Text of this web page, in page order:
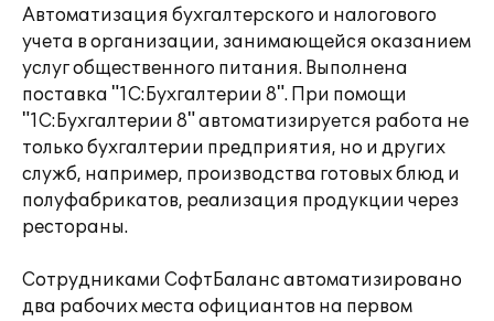
Автоматизация бухгалтерского и налогового
учета в организации, занимающейся оказанием
услуг общественного питания. Выполнена
поставка "1С:Бухгалтерии 8". При помощи
"1С:Бухгалтерии 8" автоматизируется работа не
только бухгалтерии предприятия, но и других
служб, например, производства готовых блюд и
полуфабрикатов, реализация продукции через
рестораны.
Сотрудниками СофтБаланс автоматизировано
два рабочих места официантов на первом